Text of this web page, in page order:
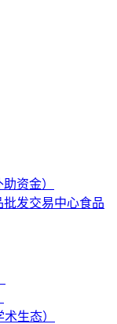
资金）
发交易中心食品
生态）